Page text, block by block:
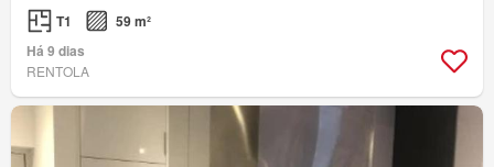
T1
59 m²
Há 9 dias
RENTOLA